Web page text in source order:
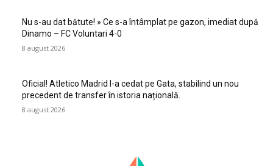
Nu s-au dat bătute! » Ce s-a întâmplat pe gazon, imediat după
Dinamo – FC Voluntari 4-0
8 august 2026
Oficial! Atletico Madrid l-a cedat pe Gata, stabilind un nou
precedent de transfer în istoria națională.
8 august 2026